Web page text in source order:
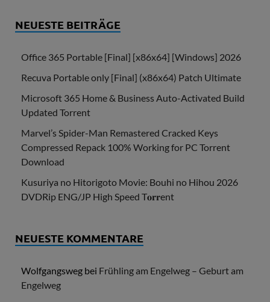
NEUESTE BEITRÄGE
Office 365 Portable [Final] [x86x64] [Windows] 2026
Recuva Portable only [Final] (x86x64) Patch Ultimate
Microsoft 365 Home & Business Auto-Activated Build
Updated Torrent
Marvel’s Spider-Man Remastered Cracked Keys
Compressed Repack 100% Working for PC Torrent
Download
Kusuriya no Hitorigoto Movie: Bouhi no Hihou 2026
DVDRip ENG/JP High Speed T𝐨𝐫𝐫ent
NEUESTE KOMMENTARE
Wolfgangsweg bei Frühling am Engelweg – Geburt am
Engelweg